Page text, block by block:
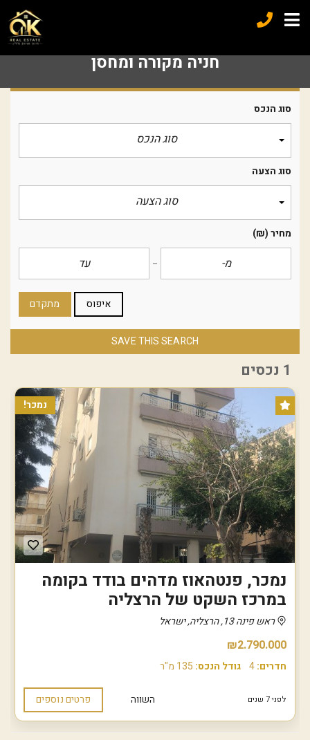
חניה מקורה ומחסן
סוג הנכס
סוג הנכס
סוג הצעה
סוג הצעה
מחיר(₪)
איפוס מתקדם
SAVE THIS SEARCH
1 נכסים
נמכר!
נמכר, פנטהאוז מדהים בודד בקומה
במרכז השקט של הרצליה
ראש פינה 13, הרצליה, ישראל
₪2.790.000
חדרים:4 גודל הנכס: 135 מ"ר
לפני 7 שנים השווה פרטים נוספים